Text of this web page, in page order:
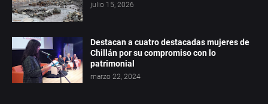
julio 15, 2026
Destacan a cuatro destacadas mujeres de
Chillán por su compromiso con lo
patrimonial
marzo 22, 2024